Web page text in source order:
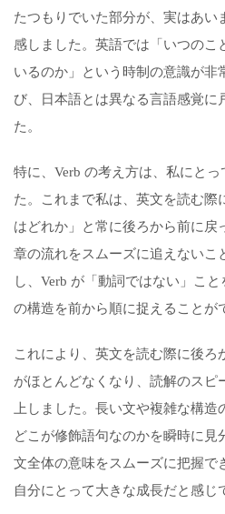
たつもりでいた部分が、実はあい
感し ました。英語では「いつのこ
いるのか 」という時制の意識が非
び、
日本語とは異なる言語感覚に
た。
特に、 Verb の考え方は、私にとっ
た 。 これまで私は 英文を読む際
はどれか」
と常に後ろから前に戻
章の流れをスムーズに追え ないこ
し
、Verb が 「動詞ではない」こと
の構造を前から順に捉えること が
これにより、英文を読む際に後ろ
がほとんどなくなり、 読解のスピ
上 しました。長い文や複雑な構造
どこ が修飾語句なのかを瞬時に見
文全体の意味をス ムーズに把握で
自分にとって大きな成長だと 感じ